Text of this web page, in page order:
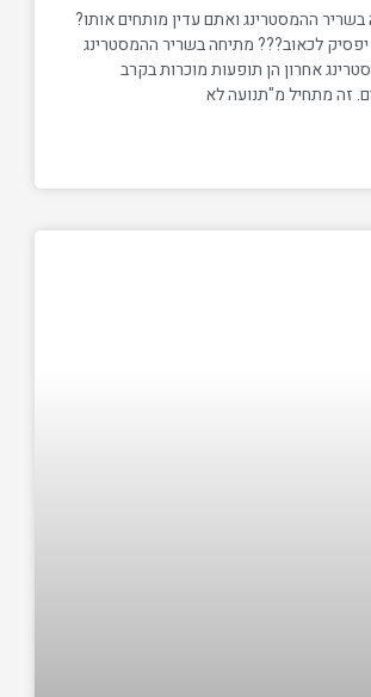
ההמסטרינג ואתם עדין מותחים אותו?
לכאוב??? מתיחה בשריר ההמסטרינג
אחרון הן תופעות מוכרות בקרב
זה מתחיל מ"תנועה לא